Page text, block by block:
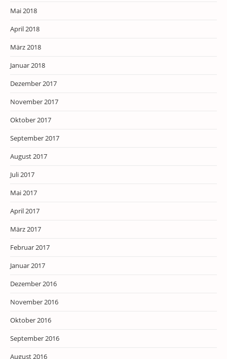
Mai 2018
April 2018
März 2018
Januar 2018
Dezember 2017
November 2017
Oktober 2017
September 2017
August 2017
Juli 2017
Mai 2017
April 2017
März 2017
Februar 2017
Januar 2017
Dezember 2016
November 2016
Oktober 2016
September 2016
August 2016